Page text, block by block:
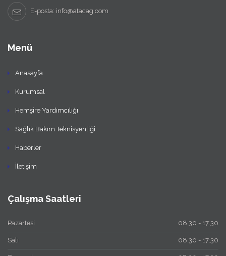
E-posta: info@atacag.com
Menü
Anasayfa
Kurumsal
Hemşire Yardımcılığı
Sağlık Bakım Teknisyenliği
Haberler
İletişim
Çalışma Saatleri
Pazartesi 08:30 - 17:30
Salı 08:30 - 17:30